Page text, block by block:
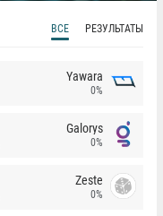
ВСЕ РЕЗУЛЬТАТЫ
Yawara
0%
Galorys
0%
Zeste
0%